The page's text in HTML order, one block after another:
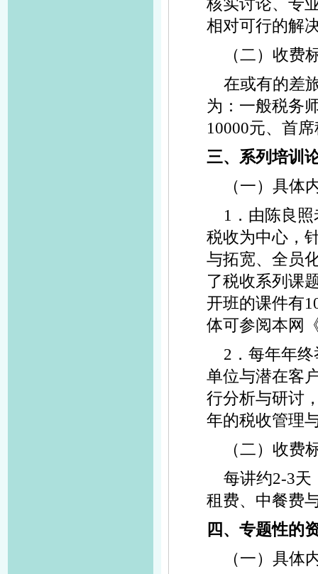
相对可行的解
（二）收费
在或有的差
为：一般税务
10000元、首
三、系列培训
（一）具体
1．由陈良
税收为中心，
与拓宽、全员
了税收系列课
开班的课件有
体可参阅本网
2．每年年
单位与潜在客
行分析与研讨
年的税收管理
（二）收费
每讲约2-3天
租费、中餐费
四、专题性的
（一）具体